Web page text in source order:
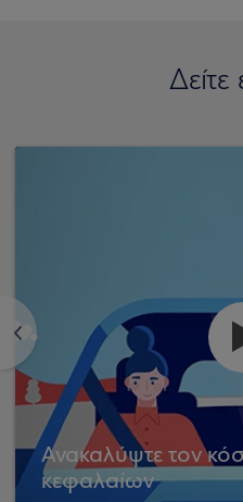
Δείτε
<
Ανακαλύψτε τον
κεφαλαίων